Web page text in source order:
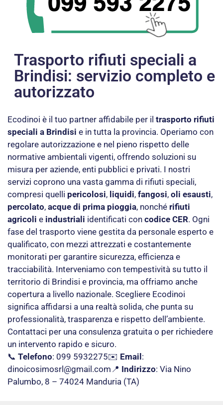
Trasporto rifiuti speciali a
Brindisi: servizio completo e
autorizzato
Ecodinoi è il tuo partner affidabile per il trasporto rifiuti
speciali a Brindisi e in tutta la provincia. Operiamo con
regolare autorizzazione e nel pieno rispetto delle
normative ambientali vigenti, offrendo soluzioni su
misura per aziende, enti pubblici e privati. I nostri
servizi coprono una vasta gamma di rifiuti speciali,
compresi quelli pericolosi, liquidi, fangosi, oli esausti,
percolato, acque di prima pioggia, nonché rifiuti
agricoli e industriali identificati con codice CER. Ogni
fase del trasporto viene gestita da personale esperto e
qualificato, con mezzi attrezzati e costantemente
monitorati per garantire sicurezza, efficienza e
tracciabilità. Interveniamo con tempestività su tutto il
territorio di Brindisi e provincia, ma offriamo anche
copertura a livello nazionale. Scegliere Ecodinoi
significa affidarsi a una realtà solida, che punta su
professionalità, trasparenza e rispetto dell’ambiente.
Contattaci per una consulenza gratuita o per richiedere
un intervento rapido e sicuro.
📞 Telefono: 099 5932275✉️ Email:
dinoicosimosrl@gmail.com 📍 Indirizzo: Via Nino
Palumbo, 8 – 74024 Manduria (TA)